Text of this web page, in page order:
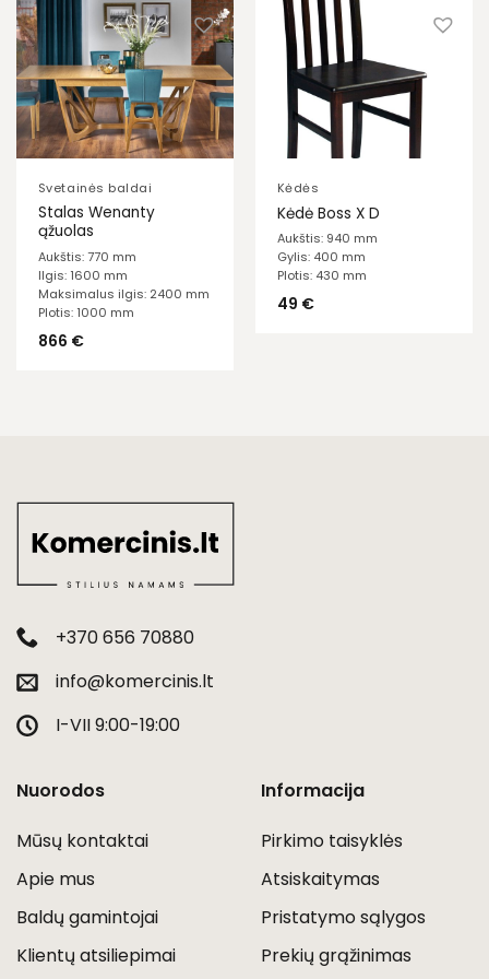
Svetainės baldai
Stalas Wenanty
ąžuolas
Aukštis: 770 mm
Ilgis: 1600 mm
Maksimalus ilgis: 2400 mm
Plotis: 1000 mm
866 €
Kėdės
Kėdė Boss X D
Aukštis: 940 mm
Gylis: 400 mm
Plotis: 430 mm
49 €
+370 656 70880
info@komercinis.lt
I-VII 9:00-19:00
Nuorodos
Mūsų kontaktai
Apie mus
Baldų gamintojai
Klientų atsiliepimai
Informacija
Pirkimo taisyklės
Atsiskaitymas
Pristatymo sąlygos
Prekių grąžinimas